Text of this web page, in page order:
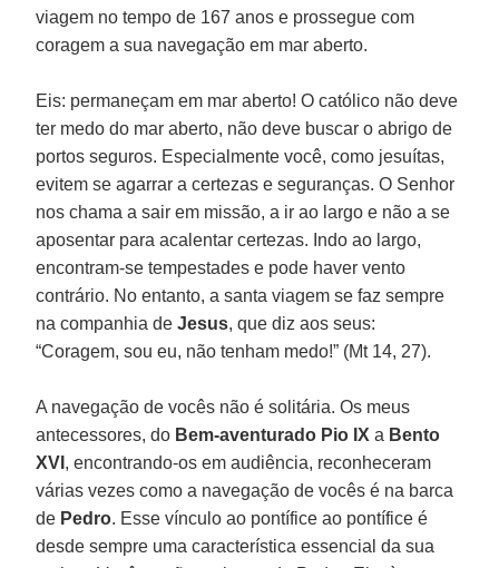
viagem no tempo de 167 anos e prossegue com
coragem a sua navegação em mar aberto.
Eis: permaneçam em mar aberto! O católico não deve
ter medo do mar aberto, não deve buscar o abrigo de
portos seguros. Especialmente você, como jesuítas,
evitem se agarrar a certezas e seguranças. O Senhor
nos chama a sair em missão, a ir ao largo e não a se
aposentar para acalentar certezas. Indo ao largo,
encontram-se tempestades e pode haver vento
contrário. No entanto, a santa viagem se faz sempre
na companhia deJesus, que diz aos seus:
“Coragem, sou eu, não tenham medo!” (Mt 14, 27).
A navegação de vocês não é solitária. Os meus
antecessores, do Bem-aventurado Pio IX a Bento
XVI , encontrando-os em audiência, reconheceram
várias vezes como a navegação de vocês é na barca
de Pedro. Esse vínculo ao pontífice ao pontífice é
desde sempre uma característica essencial da sua